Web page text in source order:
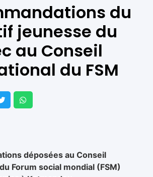
du
jeunesse du
au Conseil
du FSM
déposées au Conseil
Forum social mondial (FSM)